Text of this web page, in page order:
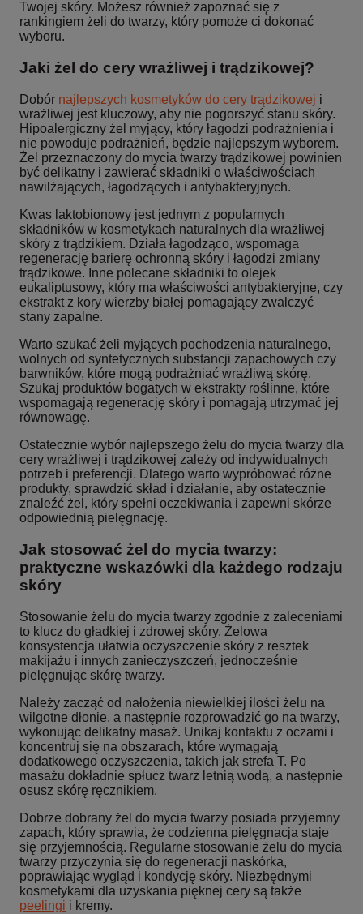
Twojej skóry. Możesz również zapoznać się z
rankingiem żeli do twarzy, który pomoże ci dokonać
wyboru.
Jaki żel do cery wrażliwej i trądzikowej?
Dobór najlepszych kosmetyków do cery trądzikowej i
wrażliwej jest kluczowy, aby nie pogorszyć stanu skóry.
Hipoalergiczny żel myjący, który łagodzi podrażnienia i
nie powoduje podrażnień, będzie najlepszym wyborem.
Żel przeznaczony do mycia twarzy trądzikowej powinien
być delikatny i zawierać składniki o właściwościach
nawilżających, łagodzących i antybakteryjnych.
Kwas laktobionowy jest jednym z popularnych
składników w kosmetykach naturalnych dla wrażliwej
skóry z trądzikiem. Działa łagodząco, wspomaga
regenerację barierę ochronną skóry i łagodzi zmiany
trądzikowe. Inne polecane składniki to olejek
eukaliptusowy, który ma właściwości antybakteryjne, czy
ekstrakt z kory wierzby białej pomagający zwalczyć
stany zapalne.
Warto szukać żeli myjących pochodzenia naturalnego,
wolnych od syntetycznych substancji zapachowych czy
barwników, które mogą podrażniać wrażliwą skórę.
Szukaj produktów bogatych w ekstrakty roślinne, które
wspomagają regenerację skóry i pomagają utrzymać jej
równowagę.
Ostatecznie wybór najlepszego żelu do mycia twarzy dla
cery wrażliwej i trądzikowej zależy od indywidualnych
potrzeb i preferencji. Dlatego warto wypróbować różne
produkty, sprawdzić skład i działanie, aby ostatecznie
znaleźć żel, który spełni oczekiwania i zapewni skórze
odpowiednią pielęgnację.
Jak stosować żel do mycia twarzy:
praktyczne wskazówki dla każdego rodzaju
skóry
Stosowanie żelu do mycia twarzy zgodnie z zaleceniami
to klucz do gładkiej i zdrowej skóry. Żelowa
konsystencja ułatwia oczyszczenie skóry z resztek
makijażu i innych zanieczyszczeń, jednocześnie
pielęgnując skórę twarzy.
Należy zacząć od nałożenia niewielkiej ilości żelu na
wilgotne dłonie, a następnie rozprowadzić go na twarzy,
wykonując delikatny masaż. Unikaj kontaktu z oczami i
koncentruj się na obszarach, które wymagają
dodatkowego oczyszczenia, takich jak strefa T. Po
masażu dokładnie spłucz twarz letnią wodą, a następnie
osusz skórę ręcznikiem.
Dobrze dobrany żel do mycia twarzy posiada przyjemny
zapach, który sprawia, że codzienna pielęgnacja staje
się przyjemnością. Regularne stosowanie żelu do mycia
twarzy przyczynia się do regeneracji naskórka,
poprawiając wygląd i kondycję skóry. Niezbędnymi
kosmetykami dla uzyskania pięknej cery są także
peelingi i kremy.